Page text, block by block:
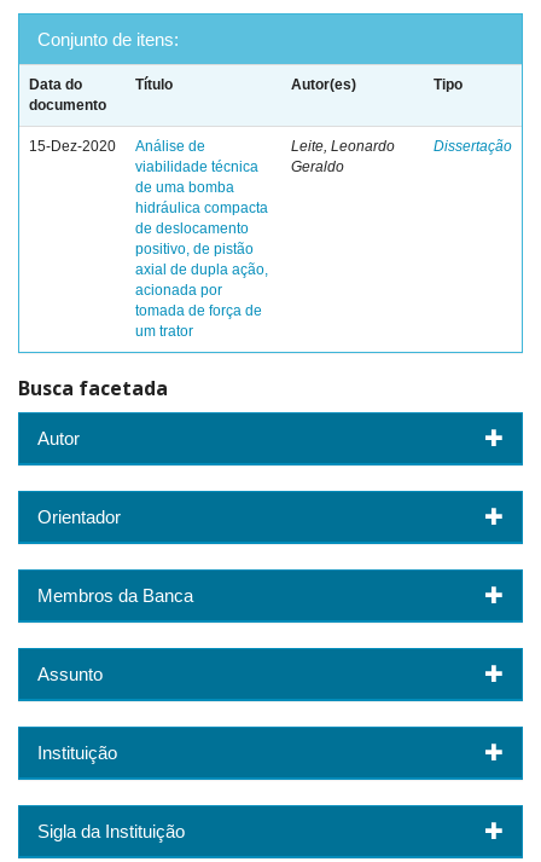
Conjunto de itens:
Data do
documento
Título Autor(es) Tipo
15-Dez-2020
Análise de
viabilidade técnica
de uma bomba
hidráulica compacta
de deslocamento
positivo, de pistão
axial de dupla ação,
acionada por
tomada de força de
um trator
Leite, Leonardo
Geraldo
Dissertação
Busca facetada
Autor
Orientador
Membros da Banca
Assunto
Instituição
Sigla da Instituição